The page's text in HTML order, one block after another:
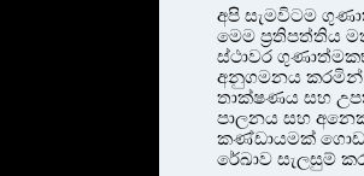
අපි සැමවිටම
මෙම ප්‍රතිපත්තිය
ස්ථාවර
අනුගමනය කරමින්
තාක්ෂණය සහ
පාලනය සහ
කණ්ඩායමක්
රේඛාව සැලසුම්